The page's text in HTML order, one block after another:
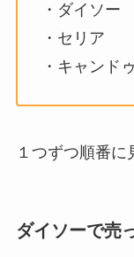
・ダイソー
・セリア
・キャンドゥ
１つずつ順番に
ダイソーで売